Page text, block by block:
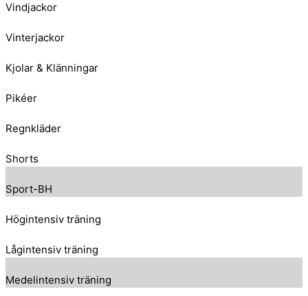
Vindjackor
Vinterjackor
Kjolar & Klänningar
Pikéer
Regnkläder
Shorts
Sport-BH
Högintensiv träning
Lågintensiv träning
Medelintensiv träning